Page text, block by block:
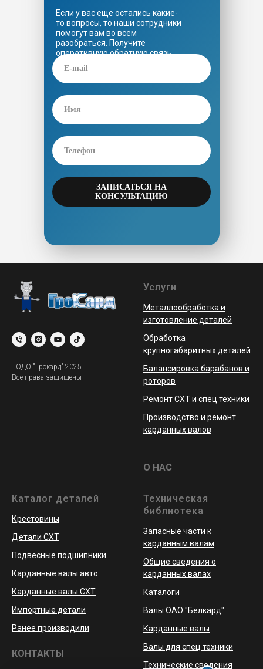
Если у вас еще остались какие-
то вопросы, то наши сотрудники
помогут вам во всем
разобраться. Получите
оперативную обратную связь
от наших специалистов.
ЗАПИСАТЬСЯ НА
КОНСУЛЬТАЦИЮ
ТОДО "Грокард" 2025
Все права защищены
Услуги
Металлообработка и
изготовление деталей
Обработка
крупногабаритных деталей
Балансировка барабанов и
роторов
Ремонт СХТ и спец техники
Производство и ремонт
карданных валов
О НАС
Каталог деталей
Крестовины
Детали СХТ
Подвесные подшипники
Карданные валы авто
Карданные валы СХТ
Импортные детали
Ранее производили
КОНТАКТЫ
Техническая
библиотека
Запасные части к
карданным валам
Общие сведения о
карданных валах
Каталоги
Валы ОАО "Белкард"
Карданные валы
Валы для спец техники
Технические сведения